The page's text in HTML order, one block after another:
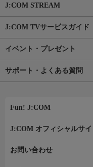
J:COM STREAM
J:COM TVサービスガイド
イベント・プレゼント
サポート・よくある質問
Fun! J:COM
J:COM オフィシャルサイ
お問い合わせ